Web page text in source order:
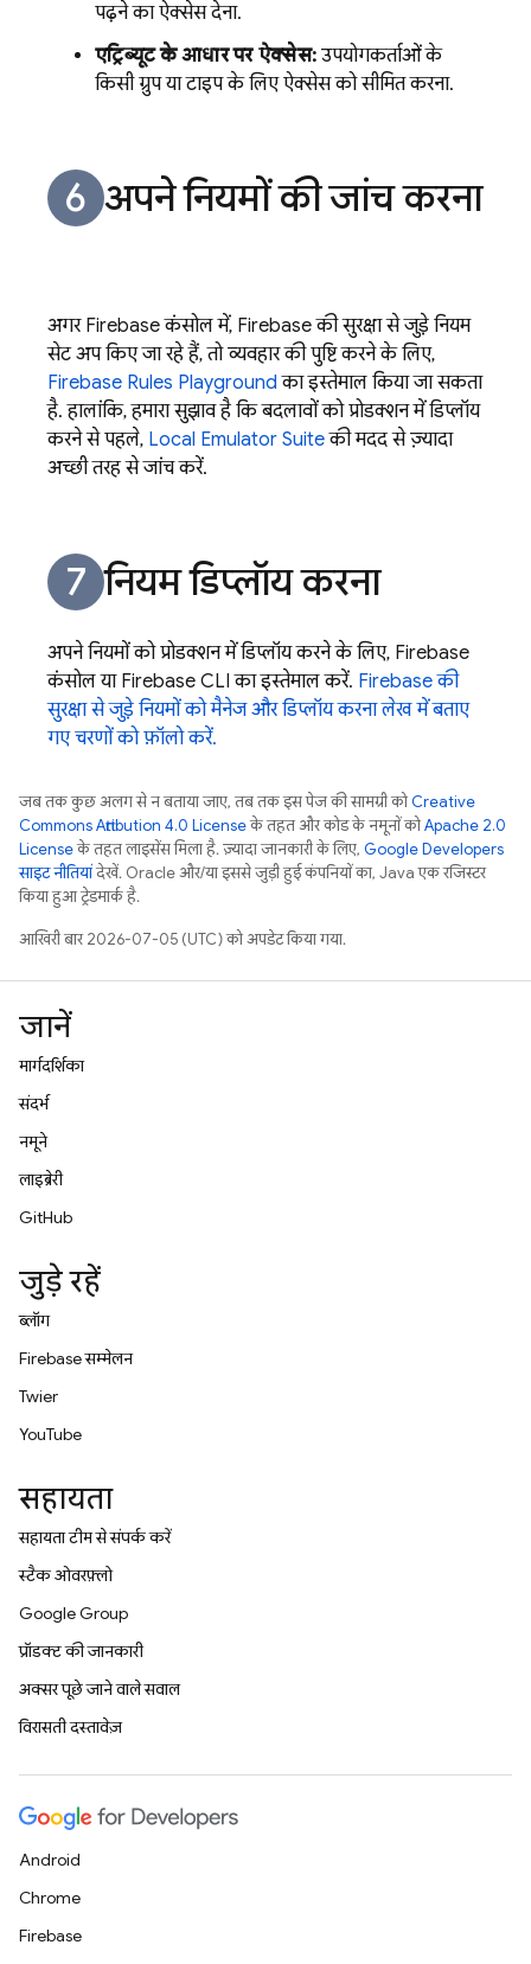
पढ़ने का ऐक्सेस देना.
एट्रिब्यूट के आधार पर ऐक्सेस: उपयोगकर्ताओं के
किसी ग्रुप या टाइप के लिए ऐक्सेस को सीमित करना.
अपने नियमों की जांच करना
अगर Firebaseकंसोल में, Firebase की सुरक्षा से जुड़े नियम
सेट अप किए जा रहे हैं, तो व्यवहार की पुष्टि करने के लिए,
Firebase Rules Playground का इस्तेमाल किया जा सकता
है. हालांकि, हमारा सुझाव है कि बदलावों को प्रोडक्शन में डिप्लॉय
करने से पहले, Local Emulator Suiteकी मदद से ज़्यादा
अच्छी तरह से जांच करें.
नियम डिप्लॉय करना
अपने नियमों को प्रोडक्शन में डिप्लॉय करने के लिए, Firebase
कंसोल या Firebase CLI का इस्तेमाल करें. Firebase की
सुरक्षा से जुड़े नियमों को मैनेज और डिप्लॉय करना लेख में बताए
गए चरणों को फ़ॉलो करें.
जब तक कुछ अलग से न बताया जाए, तब तक इस पेज की सामग्री कोCreative
Commons Attribution 4.0 Licenseके तहत और कोड के नमूनों कोApache 2.0
Licenseके तहत लाइसेंस मिला है. ज़्यादा जानकारी के लिए, Google Developers
साइट नीतियांदेखें. Oracle और/या इससे जुड़ी हुई कंपनियों का, Java एक रजिस्टर
किया हुआ ट्रेडमार्क है.
आखिरी बार 2026-07-05 (UTC) को अपडेट किया गया.
जानें
मार्गदर्शिका
संदर्भ
नमूने
लाइब्रेरी
GitHub
जुड़े रहें
ब्लॉग
Firebase सम्मेलन
Twitter
YouTube
सहायता
सहायता टीम से संपर्क करें
स्टैक ओवरफ़्लो
Google Group
प्रॉडक्ट की जानकारी
अक्सर पूछे जाने वाले सवाल
विरासती दस्तावेज़
Android
Chrome
Firebase